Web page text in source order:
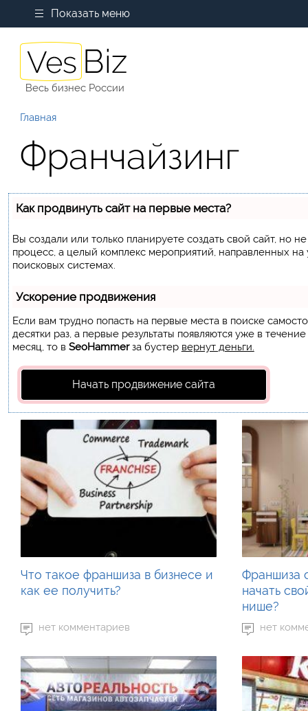
Показать меню
Весь бизнес России
Главная
Франчайзинг
Как продвинуть сайт на первые места?
Вы создали или только планируете создать свой сайт, но
процесс, а целый комплекс мероприятий, направленных
поисковых системах.
Ускорение продвижения
Если вам трудно попасть на первые места в поиске
десятки раз, а первые результаты появляются уже в
месяц, то в SeoHammerза бустер вернут деньги.
Начать продвижение сайта
Что такое франшиза в бизнесе и
как ее получить?
нет комментариев
Франшиза
начать
нише?
нет